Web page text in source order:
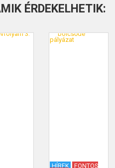
ÉRDEKELHETIK:
HÍREK
FONTOS